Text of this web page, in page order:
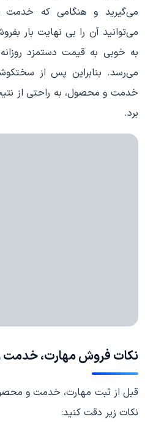
می‌گیرید و هنگامی که خدمت
می‌توانید آن را بی نهایت بار
به خوبی به قیمت دستمزد
می‌رسد. بنابراین پس از
خدمت و محصول، به راحتی از
برد.
نکات فروش مهارت، خدمت
قبل از ثبت مهارت، خدمت و
نکات زیر دقت کنید: